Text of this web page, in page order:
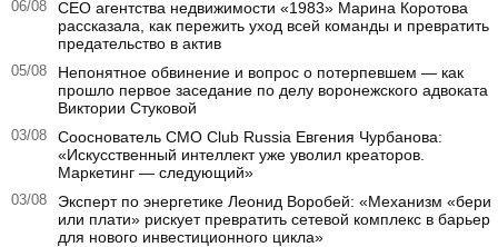
06/08
CEO агентства недвижимости «1983» Марина Коротова
рассказала, как пережить уход всей команды и превратить
предательство в актив
05/08
Непонятное обвинение и вопрос о потерпевшем — как
прошло первое заседание по делу воронежского адвоката
Виктории Стуковой
03/08
Сооснователь CMO Club Russia Евгения Чурбанова:
«Искусственный интеллект уже уволил креаторов.
Маркетинг — следующий»
03/08
Эксперт по энергетике Леонид Воробей: «Механизм «бери
или плати» рискует превратить сетевой комплекс в барьер
для нового инвестиционного цикла»